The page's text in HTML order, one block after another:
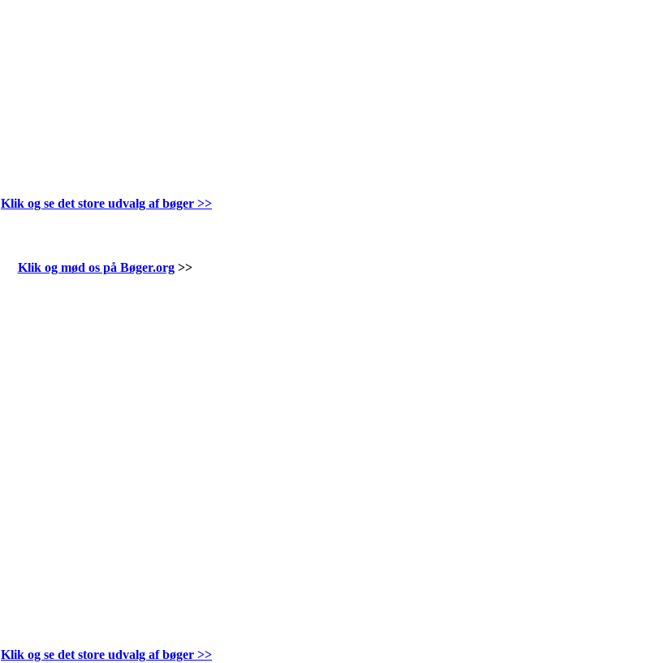
Klik og se det store udvalg af bøger >>
Klik og mød os på Bøger.org>>
Klik og se det store udvalg af bøger >>